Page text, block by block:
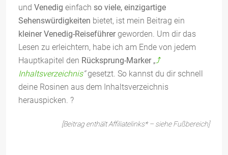
und Venedig einfach so viele, einzigartige
Sehenswürdigkeiten bietet, ist mein Beitrag ein
kleiner Venedig-Reiseführergeworden. Um dir das
Lesen zu erleichtern, habe ich am Ende von jedem
Hauptkapitel den Rücksprung-Marker„⤴️
Inhaltsverzeichnis“gesetzt. So kannst du dir schnell
deine Rosinen aus dem Inhaltsverzeichnis
herauspicken. ?
[Beitrag enthält Affiliatelinks* – siehe Fußbereich]